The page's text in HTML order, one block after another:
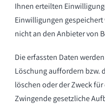
Ihnen erteilten
Einwilligungen
nicht an den Anbieter von
Die erfassten Daten
Löschung auffordern bzw.
löschen oder der Zweck
Zwingende gesetzliche